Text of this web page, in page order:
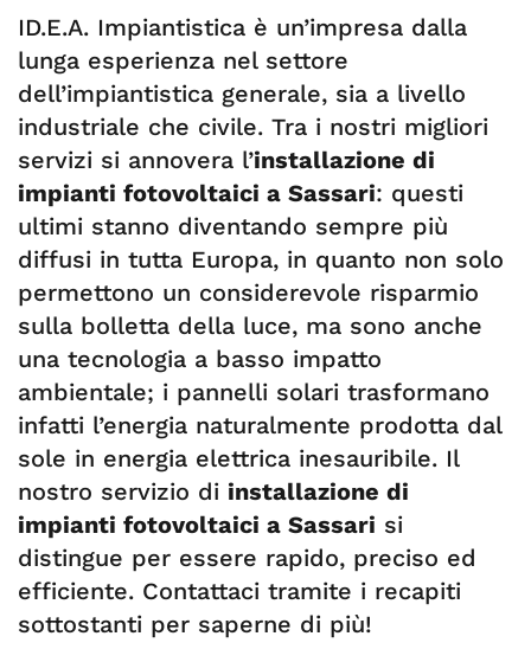
ID.E.A. Impiantistica è un’impresa dalla
lunga esperienza nel settore
dell’impiantistica generale, sia a livello
industriale che civile. Tra i nostri migliori
servizi si annovera l’installazione di
impianti fotovoltaici a Sassari: questi
ultimi stanno diventando sempre più
diffusi in tutta Europa, in quanto non solo
permettono un considerevole risparmio
sulla bolletta della luce, ma sono anche
una tecnologia a basso impatto
ambientale; i pannelli solari trasformano
infatti l’energia naturalmente prodotta dal
sole in energia elettrica inesauribile. Il
nostro servizio di installazione di
impianti fotovoltaici a Sassari si
distingue per essere rapido, preciso ed
efficiente. Contattaci tramite i recapiti
sottostanti per saperne di più!